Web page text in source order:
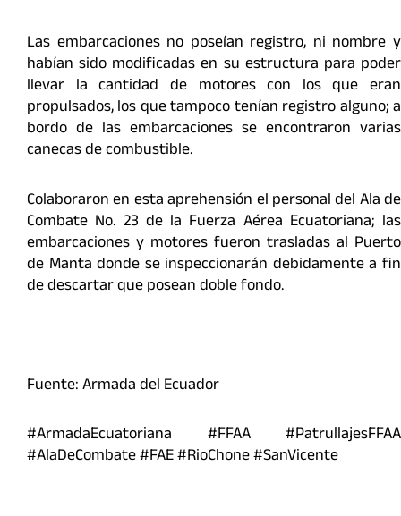
Las embarcaciones no poseían registro, ni nombre y
habían sido modificadas en su estructura para poder
llevar la cantidad de motores con los que eran
propulsados, los que tampoco tenían registro alguno; a
bordo de las embarcaciones se encontraron varias
canecas de combustible.
Colaboraron en esta aprehensión el personal del Ala de
Combate No. 23 de la Fuerza Aérea Ecuatoriana; las
embarcaciones y motores fueron trasladas al Puerto
de Manta donde se inspeccionarán debidamente a fin
de descartar que posean doble fondo.
Fuente: Armada del Ecuador
#ArmadaEcuatoriana #FFAA #PatrullajesFFAA
#AlaDeCombate #FAE #RioChone #SanVicente